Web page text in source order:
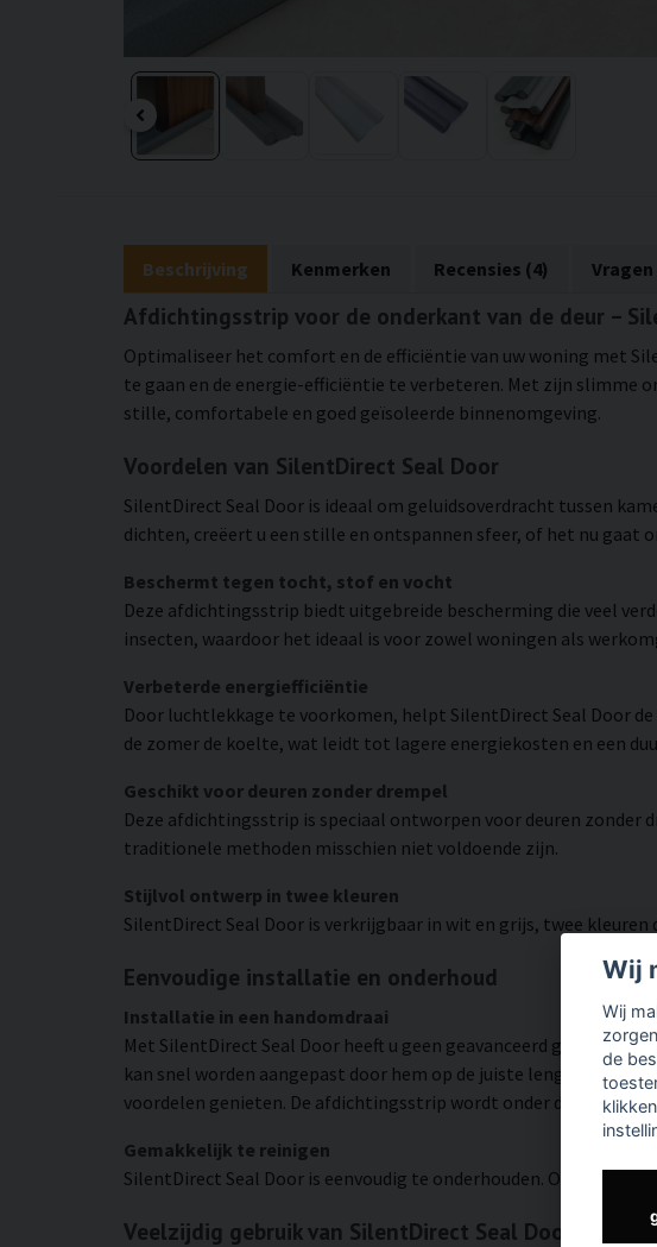
Beschrijving Kenmerken Recensies (4)
Afdichtingsstrip voor de onderkant van de deur –
Optimaliseer het comfort en de efficiëntie van uw woning met
te gaan en de energie-efficiëntie te verbeteren. Met zijn slimme
stille, comfortabele en goed geïsoleerde binnenomgeving.
Voordelen van SilentDirect Seal Door
SilentDirect Seal Door is ideaal om geluidsoverdracht tussen
dichten, creëert u een stille en ontspannen sfeer, of het nu gaat
Beschermt tegen tocht, stof en vocht
Deze afdichtingsstrip biedt uitgebreide bescherming die veel
insecten, waardoor het ideaal is voor zowel woningen als
Verbeterde energiefficiëntie
Door luchtlekkage te voorkomen, helpt SilentDirect Seal Door
de zomer de koelte, wat leidt tot lagere energiekosten en een
Geschikt voor deuren zonder drempel
Deze afdichtingsstrip is speciaal ontworpen voor deuren
traditionele methoden misschien niet voldoende zijn.
Stijlvol ontwerp in twee kleuren
SilentDirect Seal Door is verkrijgbaar in wit en grijs, twee
Eenvoudige installatie en onderhoud
Installatie in een handomdraai
Met SilentDirect Seal Door heeft u geen geavanceerd
kan snel worden aangepast door hem op de juiste lengte voor
voordelen genieten. De afdichtingsstrip wordt onder de deur
Gemakkelijk te reinigen
SilentDirect Seal Door is eenvoudig te onderhouden. Om het in
Veelzijdig gebruik van SilentDirect Seal Door
Wij
Wij
de